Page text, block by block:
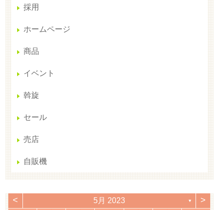
採用
ホームページ
商品
イベント
斡旋
セール
売店
自販機
< 5月 2023 ▼ >